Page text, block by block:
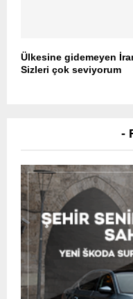
Ülkesine gidemeyen
Sizleri çok seviyorum
-